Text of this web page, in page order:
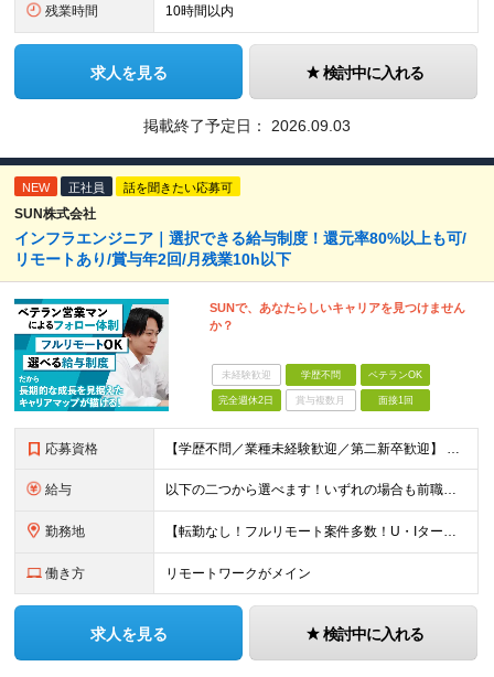
残業時間 10時間以内
求人を見る 検討中に入れる
掲載終了予定日： 2026.09.03
NEW 正社員 話を聞きたい応募可
SUN株式会社
インフラエンジニア｜選択できる給与制度！還元率80%以上も可/
リモートあり/賞与年2回/月残業10h以下
SUNで、あなたらしいキャリアを見つけません
か？
未経験歓迎 学歴不問 ベテランOK
完全週休2日 賞与複数月 面接1回
応募資格 【学歴不問／業種未経験歓迎／第二新卒歓迎】 ■IT・システムエンジニアの実務経験をお持ちの方※工程や使用言語、経験年数は不問 ◎転職回数は不問 ＼下記のような方にオススメ／ ・安定した収入を得たい方
給与 以下の二つから選べます！いずれの場合も前職の給与を考盛し給与シミュレーションを作成します。 【プロセス型（コツコツ給与を上げたい方向け）】 ■月給25万円～50万円 ※年齢や社歴、仕事の取り組み姿勢
勤務地 【転勤なし！フルリモート案件多数！U・Iターン歓迎】 一都三県を中心に豊富な案件を保有しております！ 東京・愛知・大阪・広島・福岡・新潟の 各プロジェクト先または自社拠点 ※勤務地は希望を考慮します
働き方 リモートワークがメイン
求人を見る 検討中に入れる